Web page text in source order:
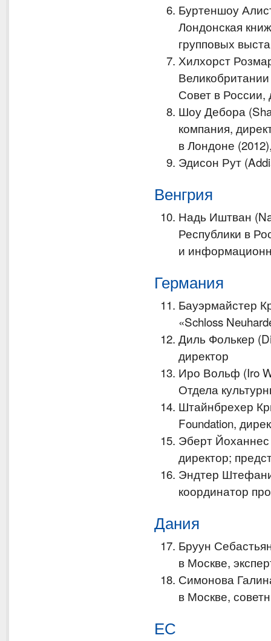
Буртеншоу
Лондонская
групповых
Хилхорст
Совет в России,
Шоу Дебора
компания,
в Лондоне
Эдисон Рут
Венгрия
Надь Иштван
Республики в
и
Германия
Бауэрмайстер
«Schloss
Диль Фолькер
директор
Иро Вольф (Iro
Отдела
Штайнбрехер
Foundation,
Эберт
директор;
Эндтер
координатор
Дания
Бруун
в Москве,
Симонова
в Москве,
ЕС